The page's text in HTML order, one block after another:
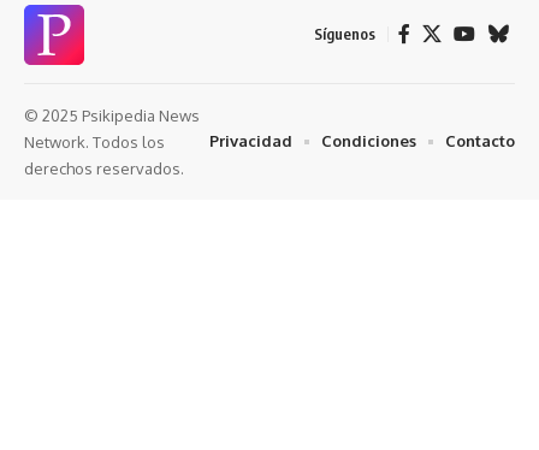
Síguenos
© 2025 Psikipedia News
Network. Todos los
derechos reservados.
Privacidad Condiciones Contacto